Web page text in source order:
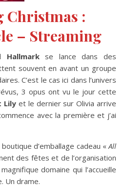
:
– Streaming
Hallmarkse lance dans des
souvent en avant un groupe
C’est le cas ici dans l’univers
3 opus ont vu le jour cette
Lily et le dernier sur Olivia arrive
avec la première et j’ai
d’emballage cadeau « All
des fêtes et de l’organisation
domaine qui l’accueille
Un drame.